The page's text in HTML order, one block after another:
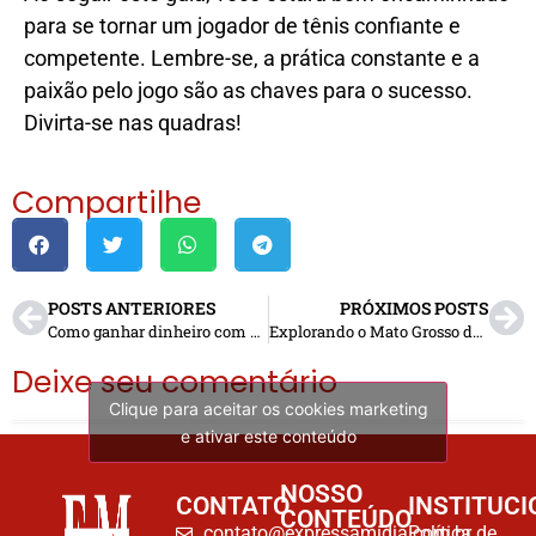
para se tornar um jogador de tênis confiante e
competente. Lembre-se, a prática constante e a
paixão pelo jogo são as chaves para o sucesso.
Divirta-se nas quadras!
Compartilhe
POSTS ANTERIORES
Como ganhar dinheiro com Poker Online?
PRÓXIMOS POSTS
Explorando o Mato Grosso do Sul em dias chuvosos
Deixe seu comentário
Clique para aceitar os cookies marketing
e ativar este conteúdo
CONTATONOSSO
CONTEÚDO